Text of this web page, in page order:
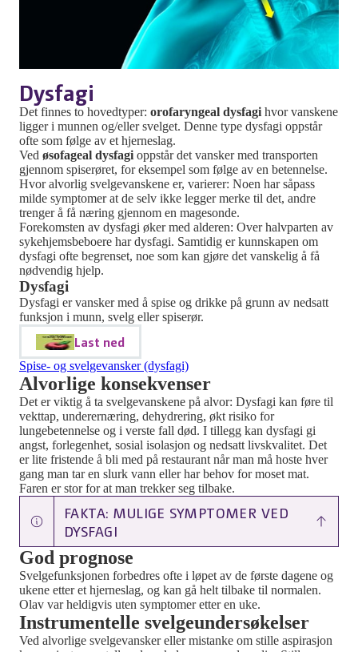
Dysfagi
Det finnes to hovedtyper: orofaryngeal dysfagi hvor vanskene
ligger i munnen og/eller svelget. Denne type dysfagi oppstår
ofte som følge av et hjerneslag.
Ved øsofageal dysfagi oppstår det vansker med transporten
gjennom spiserøret, for eksempel som følge av en betennelse.
Hvor alvorlig svelgevanskene er, varierer: Noen har såpass
milde symptomer at de selv ikke legger merke til det, andre
trenger å få næring gjennom en magesonde.
Forekomsten av dysfagi øker med alderen: Over halvparten av
sykehjemsbeboere har dysfagi. Samtidig er kunnskapen om
dysfagi ofte begrenset, noe som kan gjøre det vanskelig å få
nødvendig hjelp.
Dysfagi
Dysfagi er vansker med å spise og drikke på grunn av nedsatt
funksjon i munn, svelg eller spiserør.
Last ned
Spise- og svelgevansker (dysfagi)
Alvorlige konsekvenser
Det er viktig å ta svelgevanskene på alvor: Dysfagi kan føre til
vekttap, underernæring, dehydrering, økt risiko for
lungebetennelse og i verste fall død. I tillegg kan dysfagi gi
angst, forlegenhet, sosial isolasjon og nedsatt livskvalitet. Det
er lite fristende å bli med på restaurant når man må hoste hver
gang man tar en slurk vann eller har behov for moset mat.
Faren er storfor at man trekker seg tilbake.
FAKTA: MULIGE SYMPTOMER VED
DYSFAGI
God prognose
Svelgefunksjonen forbedres ofte i løpet av de første dagene og
ukene etter et hjerneslag, og kan gå helt tilbake til normalen.
Olav varheldigvis uten symptomer etter en uke.
Instrumentelle svelgeundersøkelser
Ved alvorlige svelgevansker ellermistanke om stille aspirasjon